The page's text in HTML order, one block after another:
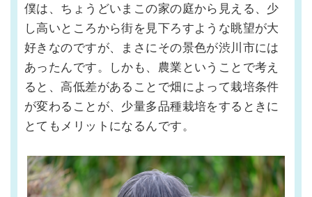
僕は、ちょうどいまこの家の庭から見える、少
し高いところから街を見下ろすような眺望が大
好きなのですが、まさにその景色が渋川市には
あったんです。しかも、農業ということで考え
ると、高低差があることで畑によって栽培条件
が変わることが、少量多品種栽培をするときに
とてもメリットになるんです。